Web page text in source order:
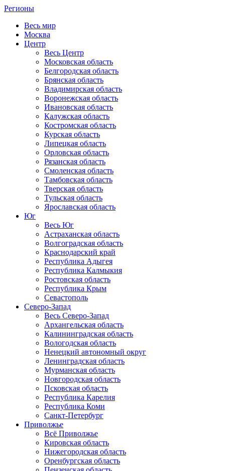
Регионы
Весь мир
Москва
Центр
Весь Центр
Московская область
Белгородская область
Брянская область
Владимирская область
Воронежская область
Ивановская область
Калужская область
Костромская область
Курская область
Липецкая область
Орловская область
Рязанская область
Смоленская область
Тамбовская область
Тверская область
Тульская область
Ярославская область
Юг
Весь Юг
Астраханская область
Волгоградская область
Краснодарский край
Республика Адыгея
Республика Калмыкия
Ростовская область
Республика Крым
Севастополь
Северо-Запад
Весь Северо-Запад
Архангельская область
Калининградская область
Вологодская область
Ненецкий автономный округ
Ленинградская область
Мурманская область
Новгородская область
Псковская область
Республика Карелия
Республика Коми
Санкт-Петербург
Приволжье
Всё Приволжье
Кировская область
Нижегородская область
Оренбургская область